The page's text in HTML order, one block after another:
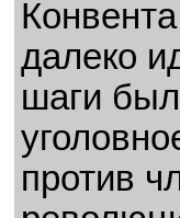
далеко
шаги
против